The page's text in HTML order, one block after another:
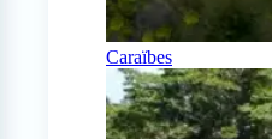
Caraïbes